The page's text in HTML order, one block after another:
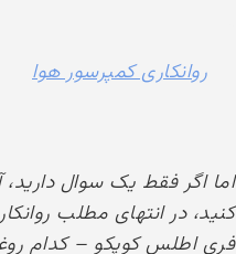
روانکاری کمپرسور هوا
اما اگر فقط یک سوال
کنید، در انتهای مطلب
فری اطلس کوپکو – کدام